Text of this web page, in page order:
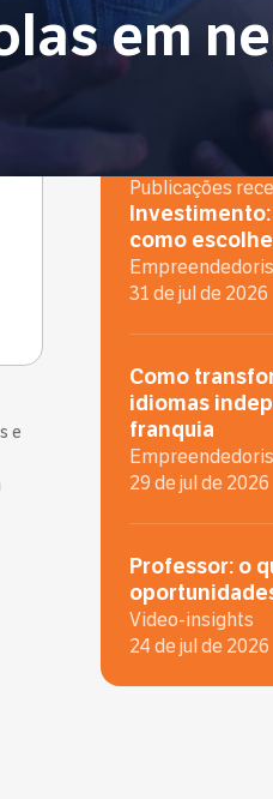
em
e
Publicações
como
31 de jul de 2026
Como
idiomas
franquia
29 de jul de 2026
Professor: o
Video-insights
24 de jul de 2026